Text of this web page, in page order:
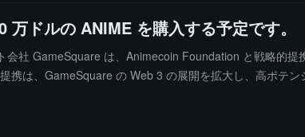
ドルの ANIME を購入する予定です。
社 GameSquare は、Animecoin Foundation と戦略的
は、GameSquare の Web 3 の展開を拡大し、高ポテ